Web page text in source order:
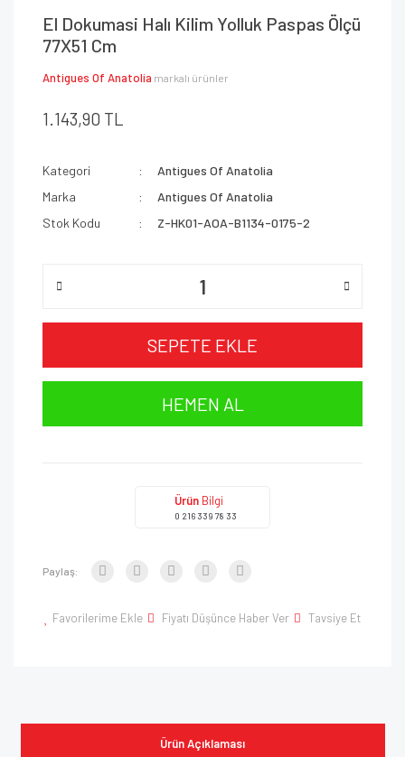
El Dokumasi Halı Kilim Yolluk Paspas Ölçü
77X51 Cm
Antigues Of Anatolia markalı ürünler
1.143,90 TL
Kategori
Antigues Of Anatolia
Marka
Antigues Of Anatolia
Stok Kodu
Z-HK01-AOA-B1134-0175-2
SEPETE EKLE
HEMEN AL
Ürün Bilgi
0 216 339 78 33
Paylaş:
Favorilerime Ekle Fiyatı Düşünce Haber Ver Tavsiye Et
Ürün Açıklaması